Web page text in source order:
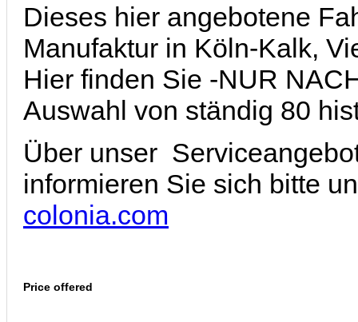
Dieses hier angebotene
Manufaktur in Köln-Kalk,
Hier finden Sie -NUR
Auswahl von ständig 80
Über unser
informieren Sie sich bitte
colonia.com
Price offered